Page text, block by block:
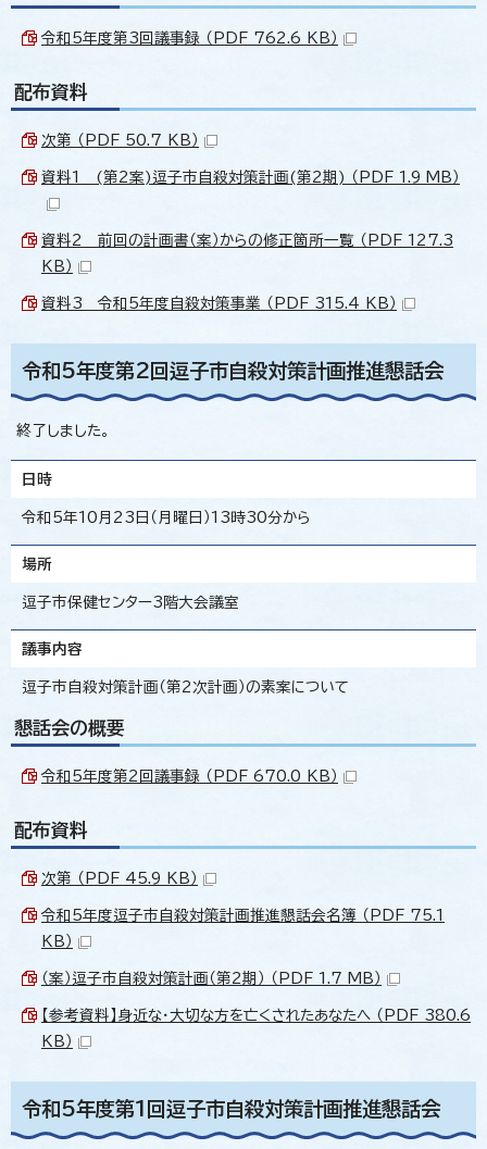
令和5年度第3回議事録 （PDF 762.6 KB）
配布資料
次第 （PDF 50.7 KB）
資料1 (第2案)逗子市自殺対策計画(第2期) （PDF 1.9 MB）
資料2 前回の計画書（案）からの修正箇所一覧 （PDF 127.3
KB）
資料3 令和5年度自殺対策事業 （PDF 315.4 KB）
令和5年度第2回逗子市自殺対策計画推進懇話会
終了しました。
日時
令和5年10月23日（月曜日）13時30分から
場所
逗子市保健センター3階大会議室
議事内容
逗子市自殺対策計画（第2次計画）の素案について
懇話会の概要
令和5年度第2回議事録 （PDF 670.0 KB）
配布資料
次第 （PDF 45.9 KB）
令和5年度逗子市自殺対策計画推進懇話会名簿 （PDF 75.1
KB）
（案）逗子市自殺対策計画（第2期） （PDF 1.7 MB）
【参考資料】身近な・大切な方を亡くされたあなたへ （PDF 380.6
KB）
令和5年度第1回逗子市自殺対策計画推進懇話会